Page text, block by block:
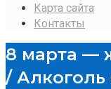
Карта сайта
Контакты
8 марта —
/